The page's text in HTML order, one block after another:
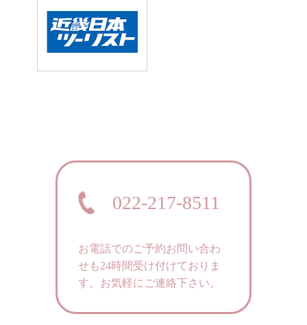
022-217-8511
お電話でのご予約お問い合わ
せも24時間受け付けておりま
す。 お気軽にご連絡下さい。